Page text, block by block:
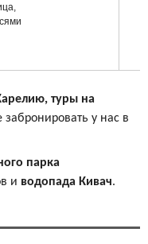
туры на
у нас в
парка
и водопада Кивач.